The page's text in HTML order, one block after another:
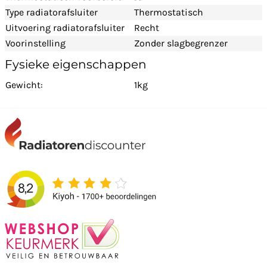
Type radiatorafsluiter
Thermostatisch
Uitvoering radiatorafsluiter
Recht
Voorinstelling
Zonder slagbegrenzer
Fysieke eigenschappen
Gewicht: 1kg